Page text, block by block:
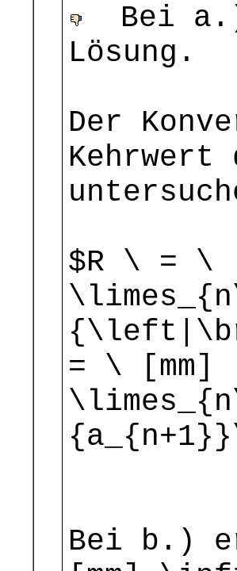
Bei a.)
Lösung.
Der
Kehrwert
$R \ = \
= \ [mm]
Bei b.)